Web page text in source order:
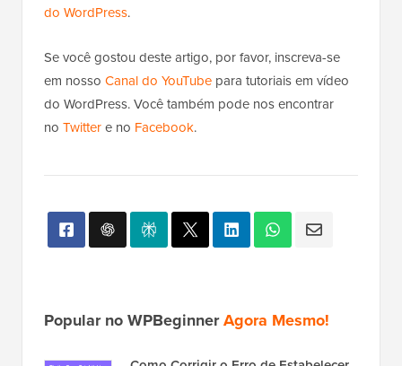
do WordPress.
Se você gostou deste artigo, por favor, inscreva-se
em nosso Canal do YouTube para tutoriais em vídeo
do WordPress. Você também pode nos encontrar
no Twittere no Facebook.
Popular no WPBeginnerAgora Mesmo!